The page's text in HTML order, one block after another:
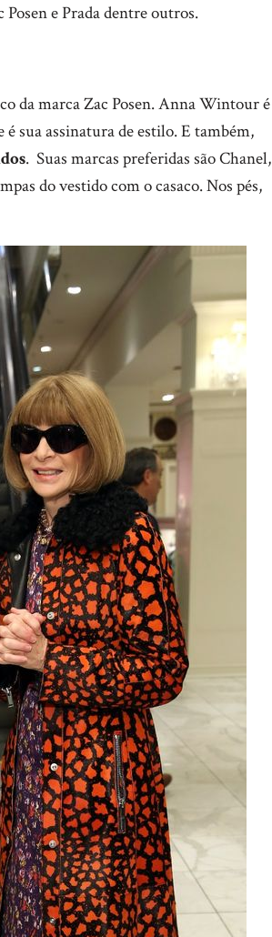
e Prada dentre outros.
da marca Zac Posen. Anna Wintour é
sua assinatura de estilo. E também,
. Suas marcas preferidas são Chanel,
do vestido com o casaco. Nos pés,